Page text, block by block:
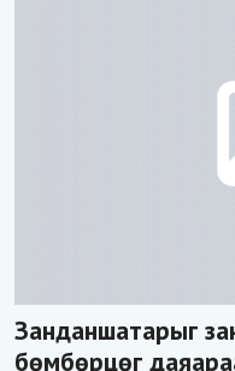
Занданшатарыг
бөмбөрцөг